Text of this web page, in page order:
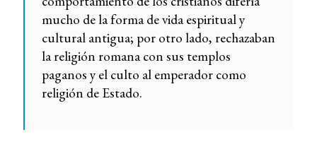
mucho de la forma de vida espiritual y
cultural antigua; por otro lado, rechazaban
la religión romana con sus templos
paganos y el culto al emperador como
religión de Estado.